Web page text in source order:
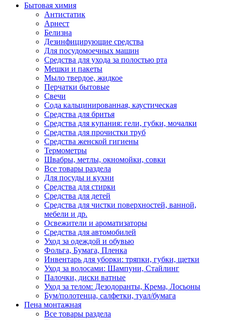
Бытовая химия
Антистатик
Арнест
Белизна
Дезинфицирующие средства
Для посудомоечных машин
Средства для ухода за полостью рта
Мешки и пакеты
Мыло твердое, жидкое
Перчатки бытовые
Свечи
Сода кальцинированная, каустическая
Средства для бритья
Средства для купания: гели, губки, мочалки
Средства для прочистки труб
Средства женской гигиены
Термометры
Швабры, метлы, окномойки, совки
Все товары раздела
Для посуды и кухни
Средства для стирки
Средства для детей
Средства для чистки поверхностей, ванной,
мебели и др.
Освежители и ароматизаторы
Средства для автомобилей
Уход за одеждой и обувью
Фольга, Бумага, Пленка
Инвентарь для уборки: тряпки, губки, щетки
Уход за волосами: Шампуни, Стайлинг
Палочки, диски ватные
Уход за телом: Дезодоранты, Крема, Лосьоны
Бум/полотенца, салфетки, туал/бумага
Пена монтажная
Все товары раздела